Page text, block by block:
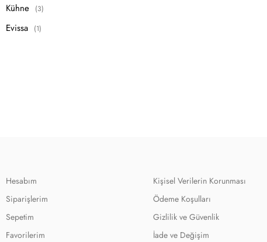
Kühne (3)
Evissa (1)
Hesabım
Siparişlerim
Sepetim
Favorilerim
Kişisel Verilerin Korunması
Ödeme Koşulları
Gizlilik ve Güvenlik
İade ve Değişim